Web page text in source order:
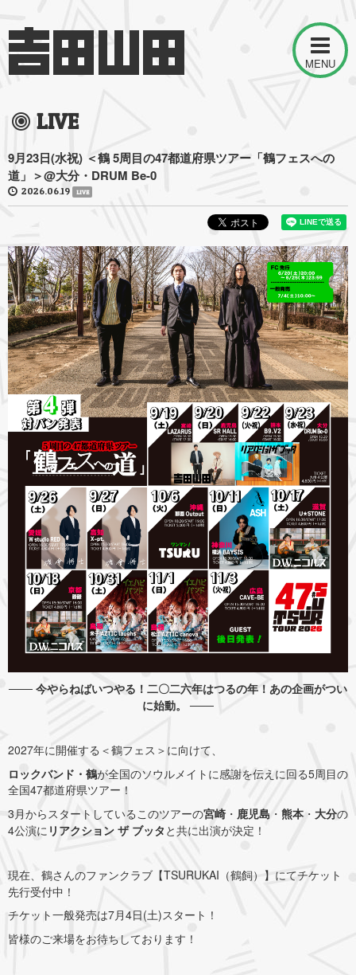
MENU
LIVE
9月23日(水祝) ＜鶴 5周目の47都道府県ツアー「鶴フェスへの
道」＞@大分・DRUM Be-0
2026.06.19 LIVE
─── 今やらねばいつやる！二〇二六年はつるの年！あの企画がつい
に始動。 ───
2027年に開催する＜鶴フェス＞に向けて、
ロックバンド・鶴が全国のソウルメイトに感謝を伝えに回る5周目の
全国47都道府県ツアー！
3月からスタートしているこのツアーの宮崎 ・ 鹿児島 ・ 熊本・ 大分の
4公演に リアクション ザ ブッタ と共に出演が決定！
現在、鶴さんのファンクラブ【TSURUKAI（鶴飼）】にてチケット
先行受付中！
チケット一般発売は7月4日(土)スタート！
皆様のご来場をお待ちしております！